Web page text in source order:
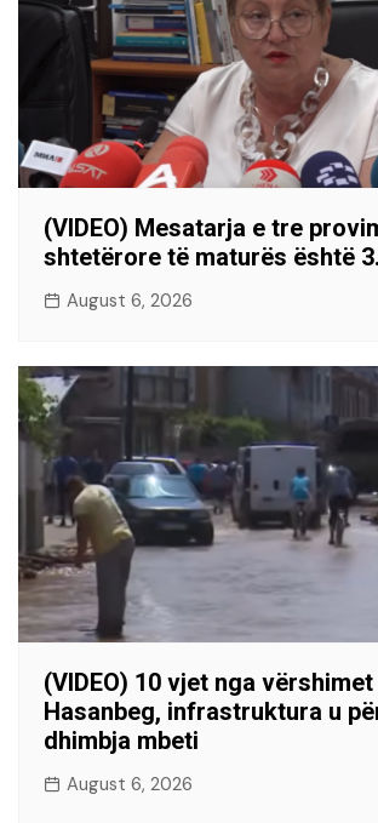
(VIDEO) Mesatarja e tre
shtetërore të maturës është
August 6, 2026
(VIDEO) 10 vjet nga vërshimet
Hasanbeg, infrastruktura u
dhimbja mbeti
August 6, 2026